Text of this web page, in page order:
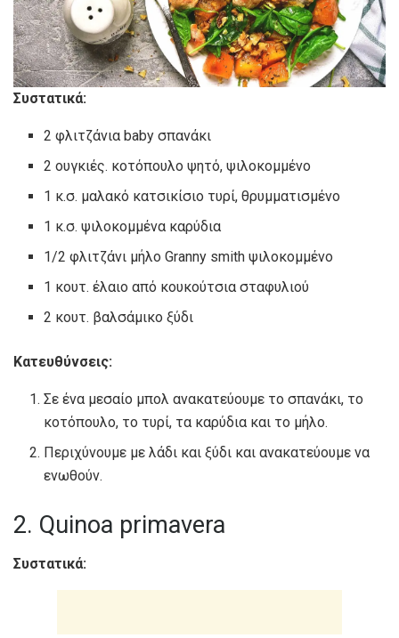
Συστατικά:
2 φλιτζάνια baby σπανάκι
2 ουγκιές. κοτόπουλο ψητό, ψιλοκομμένο
1 κ.σ. μαλακό κατσικίσιο τυρί, θρυμματισμένο
1 κ.σ. ψιλοκομμένα καρύδια
1/2 φλιτζάνι μήλο Granny smith ψιλοκομμένο
1 κουτ. έλαιο από κουκούτσια σταφυλιού
2 κουτ. βαλσάμικο ξύδι
Κατευθύνσεις:
Σε ένα μεσαίο μπολ ανακατεύουμε το σπανάκι, το
κοτόπουλο, το τυρί, τα καρύδια και το μήλο.
Περιχύνουμε με λάδι και ξύδι και ανακατεύουμε να
ενωθούν.
2. Quinoa primavera
Συστατικά: